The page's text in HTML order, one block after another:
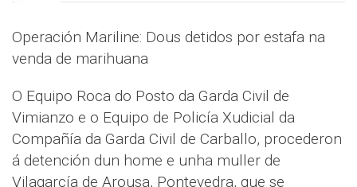
Operación Mariline: Dous detidos por estafa na
venda de marihuana
O Equipo Roca do Posto da Garda Civil de
Vimianzo e o Equipo de Policía Xudicial da
Compañía da Garda Civil de Carballo, procederon
á detención dun home e unha muller de
Vilagarcía de Arousa, Pontevedra, que se